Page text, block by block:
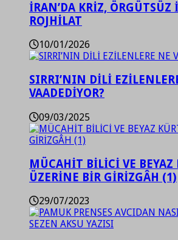
İRAN’DA KRİZ, ÖRGÜTSÜZ
ROJHİLAT
10/01/2026
SIRRI’NIN DİLİ
VAADEDİYOR?
09/03/2025
MÜCAHİT BİLİCİ VE BEYAZ
ÜZERİNE BİR GİRİZGÂH (1)
29/07/2023